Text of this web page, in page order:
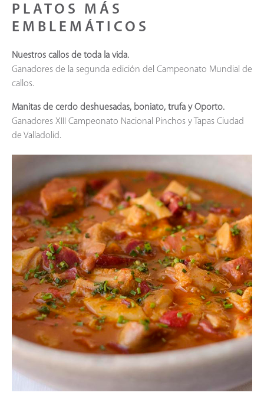
PLATOS MÁS
EMBLEMÁTICOS
Nuestros callos de toda la vida.
Ganadores de la segunda edición del Campeonato Mundial de
callos.
Manitas de cerdo deshuesadas, boniato, trufa y Oporto.
Ganadores XIII Campeonato Nacional Pinchos y Tapas Ciudad
de Valladolid.